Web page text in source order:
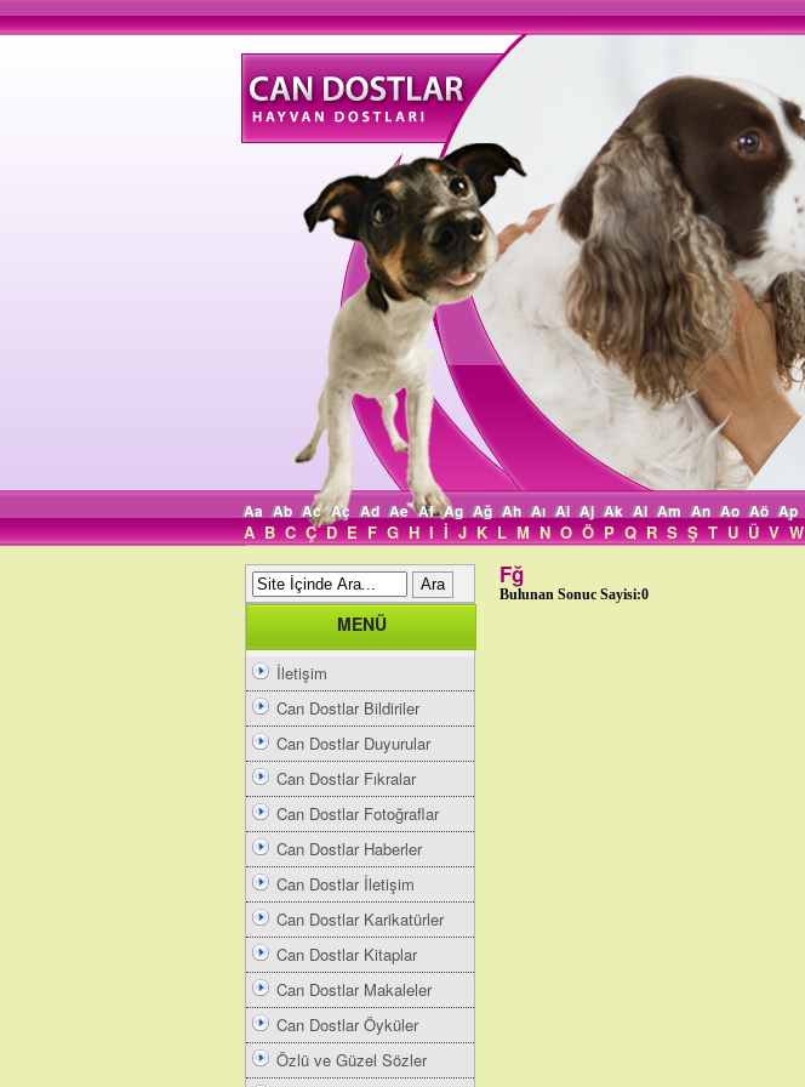
Aa Ab Ac Aç Ad Ae Af Ag Ağ Ah Aı Ai Aj Ak Al Am An Ao Aö Ap
A B C Ç D E F G H I İ J K L M N O Ö P Q R S Ş T U Ü V W
MENÜ
İletişim
Can Dostlar Bildiriler
Can Dostlar Duyurular
Can Dostlar Fıkralar
Can Dostlar Fotoğraflar
Can Dostlar Haberler
Can Dostlar İletişim
Can Dostlar Karikatürler
Can Dostlar Kitaplar
Can Dostlar Makaleler
Can Dostlar Öyküler
Özlü ve Güzel Sözler
Fğ
Bulunan Sonuc Sayisi:0